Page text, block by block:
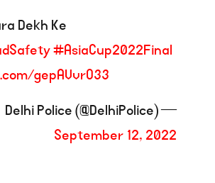
Dekh Ke
#AsiaCup2022Final
gepAVvrO33
— Delhi Police (@DelhiPolice)
September 12, 2022